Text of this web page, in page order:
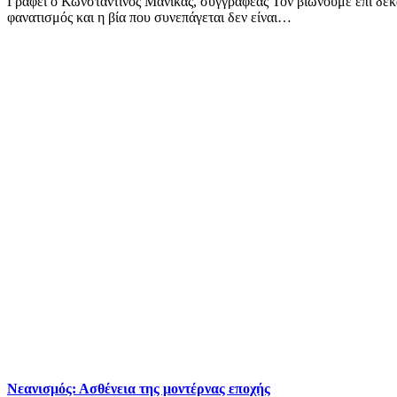
φανατισμός και η βία που συνεπάγεται δεν είναι…
Νεανισμός: Ασθένεια της μοντέρνας εποχής